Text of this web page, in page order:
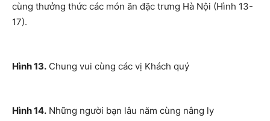
cùng thưởng thức các món ăn đặc trưng Hà Nội (Hình 13-
17).
Hình 13. Chung vui cùng các vị Khách quý
Hình 14. Những người bạn lâu năm cùng nâng ly